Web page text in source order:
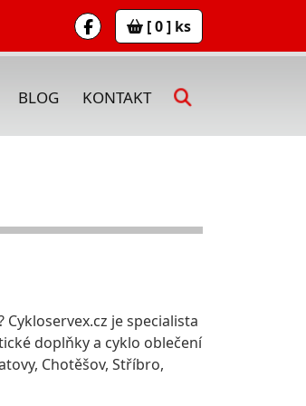
[ 0 ] ks
BLOG KONTAKT
je specialista
doplňky a cyklo oblečení
Chotěšov, Stříbro,